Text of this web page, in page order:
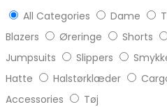
All Categories Dame
Blazers
Øreringe Shorts
Jumpsuits
Slippers
Hatte
Halstørklæder
Accessories
Tøj